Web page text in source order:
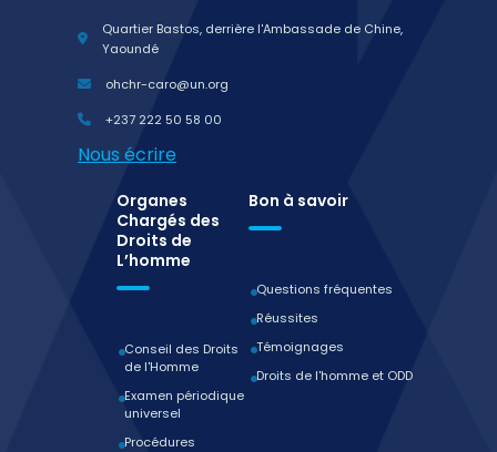
Quartier Bastos, derrière l'Ambassade de Chine,
Yaoundé
ohchr-caro@un.org
+237 222 50 58 00
Nous écrire
Organes
Chargés des
Droits de
L’homme
Conseil des Droits
de l'Homme
Examen périodique
universel
Procédures
Bon à savoir
Questions fréquentes
Réussites
Témoignages
Droits de l'homme et ODD